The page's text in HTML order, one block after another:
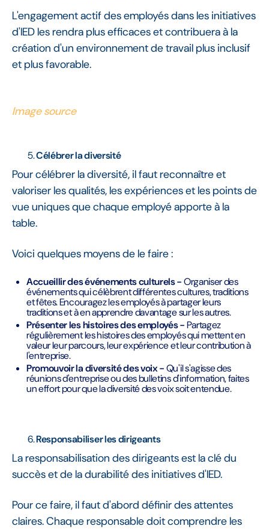
L'engagement actif des employés dans les initiatives
d'IED les rendra plus efficaces et contribuera à la
création d'un environnement de travail plus inclusif
et plus favorable.
Image source
Célébrer la diversité
Pour célébrer la diversité, il faut reconnaître et
valoriser les qualités, les expériences et les points de
vue uniques que chaque employé apporte à la
table.
Voici quelques moyens de le faire :
Accueillir des événements culturels -Organiser des
événements qui célèbrent différentes cultures, traditions
et fêtes. Encouragez les employés à partager leurs
traditions et à en apprendre davantage sur les autres.
Présenter les histoires des employés -Partagez
régulièrement les histoires des employés qui mettent en
valeur leur parcours, leur expérience et leur contribution à
l'entreprise.
Promouvoir la diversité des voix -Qu'il s'agisse des
réunions d'entreprise ou des bulletins d'information, faites
un effort pour que la diversité des voix soit entendue.
Responsabiliser les dirigeants
La responsabilisation des dirigeants est la clé du
succès et de la durabilité des initiatives d'IED.
Pour ce faire, il faut d'abord définir des attentes
claires. Chaque responsable doit comprendre les